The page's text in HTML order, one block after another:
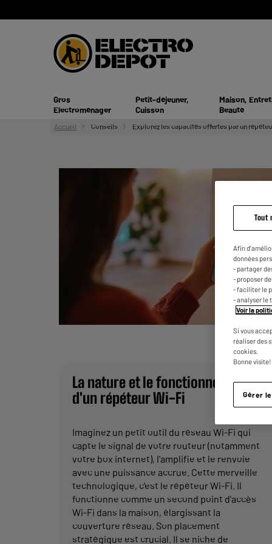
Gros
Electroménager
Petit-déjeuner,
Cuisson
Maison,
Beauté
Accueil Conseils Explorez les capacités offertes par un
La nature et le fonctionnement
d'un répéteur Wi-Fi
Imaginez un petit outil du réseau Wi-Fi qui
capte le signal de votre routeur (notamment
votre box internet), l'amplifie et le renvoie
avec une puissance accrue. Cette merveille
technologique, c'est le répéteur Wi-Fi. Il
fonctionne comme un second point d'accès
Wi-Fi dans la maison, élargissant la
couverture réseau. Son placement
stratégique est crucial. Il se niche de
Tout
Afin
données
- partager
- proposer
- faciliter le
- analyser le
Voir la
Si vous
réaliser des
cookies.
Bonne visite!
Gérer